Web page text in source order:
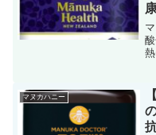
マヌカハニー